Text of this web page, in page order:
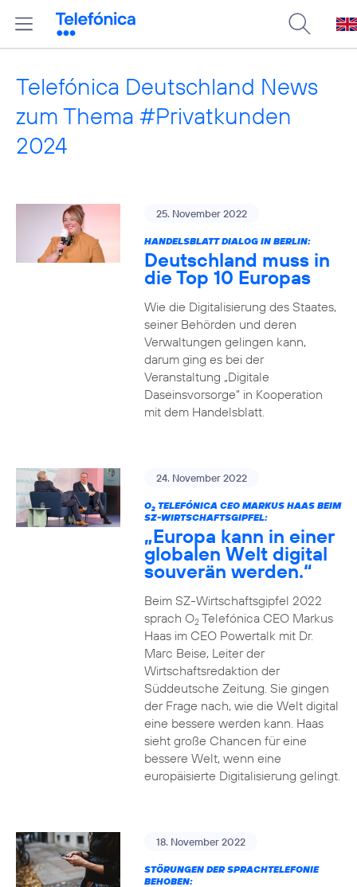
Telefónica Deutschland News
zum Thema #Privatkunden
2024
25. November 2022
HANDELSBLATT DIALOG IN BERLIN:
Deutschland muss in
die Top 10 Europas
Wie die Digitalisierung des Staates,
seiner Behörden und deren
Verwaltungen gelingen kann,
darum ging es bei der
Veranstaltung „Digitale
Daseinsvorsorge“ in Kooperation
mit dem Handelsblatt.
24. November 2022
O2TELEFÓNICA CEO MARKUS HAAS BEIM
SZ-WIRTSCHAFTSGIPFEL:
„Europa kann in einer
globalen Welt digital
souverän werden.“
Beim SZ-Wirtschaftsgipfel 2022
sprach O2Telefónica CEO Markus
Haas im CEO Powertalk mit Dr.
Marc Beise, Leiter der
Wirtschaftsredaktion der
Süddeutsche Zeitung. Sie gingen
der Frage nach, wie die Welt digital
eine bessere werden kann. Haas
sieht große Chancen für eine
bessere Welt, wenn eine
europäisierte Digitalisierung gelingt.
18. November 2022
STÖRUNGEN DER SPRACHTELEFONIE
BEHOBEN: